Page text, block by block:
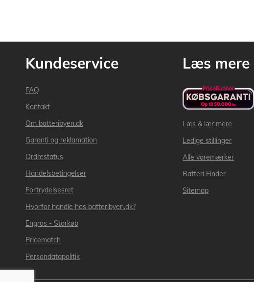
Kundeservice
FAQ
Kontakt
Om batteribyen.dk
Garanti og reklamation
Ordrestatus
Handelsbetingelser
Fortrydelsesret
Hvorfor handle hos batteribyen.dk?
Engros - Storkøb
Pricematch
Persondatapolitik
Læs mere
Læs & lær mere
Ledige stillinger
Alle varemærker
Batteri Finder
Sitemap